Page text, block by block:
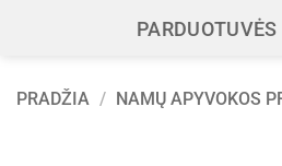
PARDUOTUVĖS
PRADŽIA / NAMŲ APYVOKOS